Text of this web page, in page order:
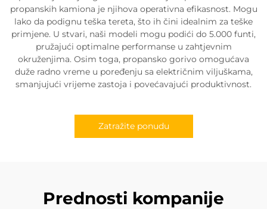
propanskih kamiona je njihova operativna efikasnost. Mogu
lako da podignu teška tereta, što ih čini idealnim za teške
primjene. U stvari, naši modeli mogu podići do 5.000 funti,
pružajući optimalne performanse u zahtjevnim
okruženjima. Osim toga, propansko gorivo omogućava
duže radno vreme u poređenju sa električnim viljuškama,
smanjujući vrijeme zastoja i povećavajući produktivnost.
Zatražite ponudu
Prednosti kompanije